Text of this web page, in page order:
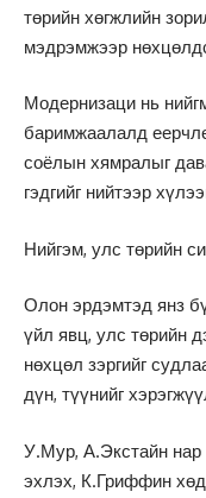
төрийн хөгжлийн
мэдрэмжээр
Модернизаци нь
баримжаалалд
соёлын хямралыг
гэдгийг нийтээр
Нийгэм, улс төрийн
Олон эрдэмтэд янз
үйл явц, улс төрийн
нөхцөл зэргийг
дүн, түүнийг
У.Мур, А.Экстайн нар
эхлэх, К.Гриффин